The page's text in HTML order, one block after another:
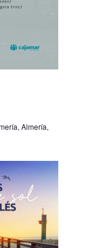
Almería,